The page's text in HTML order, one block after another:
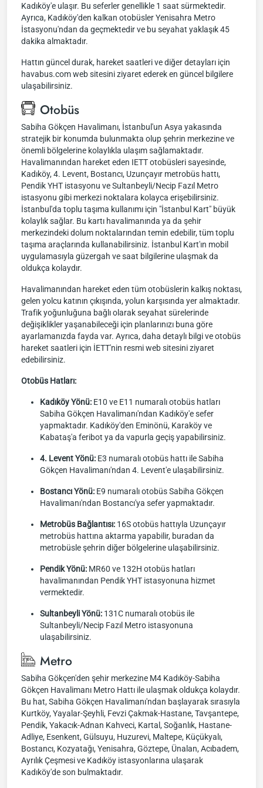
Kadıköy'e ulaşır. Bu seferler genellikle 1 saat sürmektedir.
Ayrıca, Kadıköy'den kalkan otobüsler Yenisahra Metro
İstasyonu'ndan da geçmektedir ve bu seyahat yaklaşık 45
dakika almaktadır.
Hattın güncel durak, hareket saatleri ve diğer detayları için
havabus.com web sitesini ziyaret ederek en güncel bilgilere
ulaşabilirsiniz.
Otobüs
Sabiha Gökçen Havalimanı, İstanbul'un Asya yakasında
stratejik bir konumda bulunmakta olup şehrin merkezine ve
önemli bölgelerine kolaylıkla ulaşım sağlamaktadır.
Havalimanından hareket eden IETT otobüsleri sayesinde,
Kadıköy, 4. Levent, Bostancı, Uzunçayır metrobüs hattı,
Pendik YHT istasyonu ve Sultanbeyli/Necip Fazıl Metro
istasyonu gibi merkezi noktalara kolayca erişebilirsiniz.
İstanbul'da toplu taşıma kullanımı için "İstanbul Kart" büyük
kolaylık sağlar. Bu kartı havalimanında ya da şehir
merkezindeki dolum noktalarından temin edebilir, tüm toplu
taşıma araçlarında kullanabilirsiniz. İstanbul Kart'ın mobil
uygulamasıyla güzergah ve saat bilgilerine ulaşmak da
oldukça kolaydır.
Havalimanından hareket eden tüm otobüslerin kalkış noktası,
gelen yolcu katının çıkışında, yolun karşısında yer almaktadır.
Trafik yoğunluğuna bağlı olarak seyahat sürelerinde
değişiklikler yaşanabileceği için planlarınızı buna göre
ayarlamanızda fayda var. Ayrıca, daha detaylı bilgi ve otobüs
hareket saatleri için İETT'nin resmi web sitesini ziyaret
edebilirsiniz.
Otobüs Hatları:
Kadıköy Yönü: E10 ve E11 numaralı otobüs hatları
Sabiha Gökçen Havalimanı'ndan Kadıköy'e sefer
yapmaktadır. Kadıköy'den Eminönü, Karaköy ve
Kabataş'a feribot ya da vapurla geçiş yapabilirsiniz.
4. Levent Yönü: E3 numaralı otobüs hattı ile Sabiha
Gökçen Havalimanı'ndan 4. Levent'e ulaşabilirsiniz.
Bostancı Yönü: E9 numaralı otobüs Sabiha Gökçen
Havalimanı'ndan Bostancı'ya sefer yapmaktadır.
Metrobüs Bağlantısı: 16S otobüs hattıyla Uzunçayır
metrobüs hattına aktarma yapabilir, buradan da
metrobüsle şehrin diğer bölgelerine ulaşabilirsiniz.
Pendik Yönü: MR60 ve 132H otobüs hatları
havalimanından Pendik YHT istasyonuna hizmet
vermektedir.
Sultanbeyli Yönü: 131C numaralı otobüs ile
Sultanbeyli/Necip Fazıl Metro istasyonuna
ulaşabilirsiniz.
Metro
Sabiha Gökçen'den şehir merkezine M4 Kadıköy-Sabiha
Gökçen Havalimanı Metro Hattı ile ulaşmak oldukça kolaydır.
Bu hat, Sabiha Gökçen Havalimanı'ndan başlayarak sırasıyla
Kurtköy, Yayalar-Şeyhli, Fevzi Çakmak-Hastane, Tavşantepe,
Pendik, Yakacık-Adnan Kahveci, Kartal, Soğanlık, Hastane-
Adliye, Esenkent, Gülsuyu, Huzurevi, Maltepe, Küçükyalı,
Bostancı, Kozyatağı, Yenisahra, Göztepe, Ünalan, Acıbadem,
Ayrılık Çeşmesi ve Kadıköy istasyonlarına ulaşarak
Kadıköy'de son bulmaktadır.